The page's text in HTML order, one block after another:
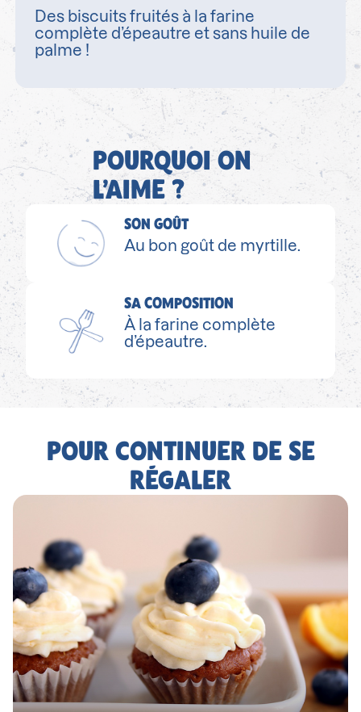
Des biscuits fruités à la farine
complète d’épeautre et sans huile de
palme !
POURQUOI ON
L’AIME ?
SON GOÛT
Au bon goût de myrtille.
SA COMPOSITION
À la farine complète
d’épeautre.
POUR CONTINUER DE SE
RÉGALER